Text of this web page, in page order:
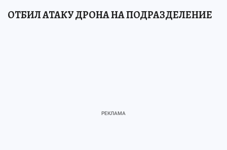
ОТБИЛ АТАКУ ДРОНА НА ПОДРАЗДЕЛЕНИЕ